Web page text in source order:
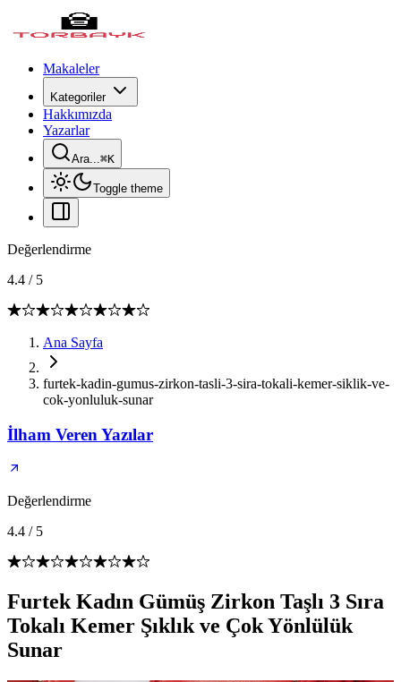
Makaleler
Kategoriler
Hakkımızda
Yazarlar
Ara...⌘K
Toggle theme
Değerlendirme
4.4 / 5
Ana Sayfa
furtek-kadin-gumus-zirkon-tasli-3-sira-tokali-kemer-siklik-ve-
cok-yonluluk-sunar
İlham Veren Yazılar
Değerlendirme
4.4 / 5
Furtek Kadın Gümüş Zirkon Taşlı 3 Sıra
Tokalı Kemer Şıklık ve Çok Yönlülük
Sunar